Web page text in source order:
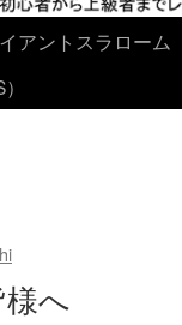
アントスラローム
へ